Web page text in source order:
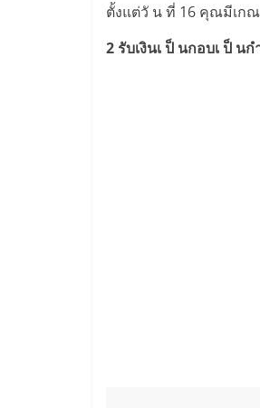
ตั้งแต่วั น ที่ 16 คุณมีเก
2 รับเงินเ ป็ นกอบเ ป็ น